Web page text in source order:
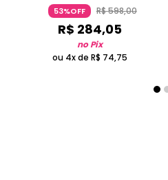
53%OFF R$598,00
R$ 284,05
no Pix
ou 4x de R$ 74,75